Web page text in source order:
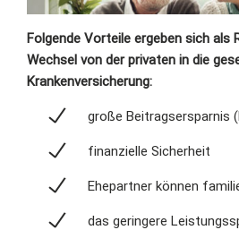
Folgende Vorteile ergeben sich als
Wechsel von der privaten in die
Krankenversicherung:
große Beitragsersparnis
finanzielle Sicherheit
Ehepartner können
das geringere